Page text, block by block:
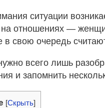
ситуации
на отношениях —
в свою очередь
всего лишь
и запомнить
[Скрыть]